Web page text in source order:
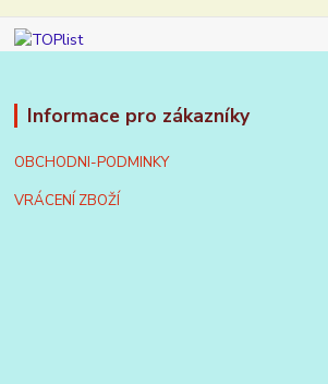
Informace pro zákazníky
OBCHODNI-PODMINKY
VRÁCENÍ ZBOŽÍ